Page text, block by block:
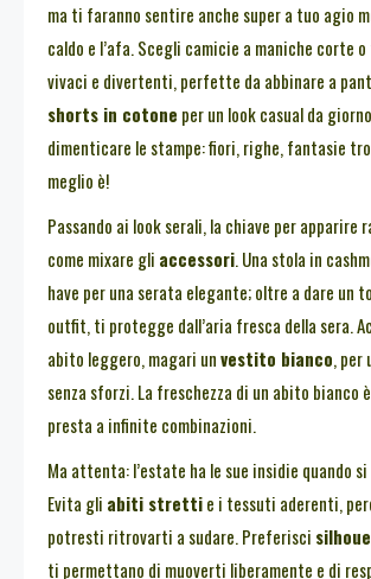
ma ti faranno sentire anche super a tuo agio
caldo e l’afa. Scegli camicie a maniche corte
vivaci e divertenti, perfette da abbinare a
shorts in cotone per un look casual da
dimenticare le stampe: fiori, righe, fantasie
meglio è!
Passando ai look serali, la chiave per apparire
come mixare gli accessori. Una stola in
have per una serata elegante; oltre a dare un
outfit, ti protegge dall’aria fresca della sera.
abito leggero, magari unvestito bianco, per
senza sforzi. La freschezza di un abito bianco
presta a infinite combinazioni.
Ma attenta: l’estate ha le sue insidie quando
Evita gli abiti strettie i tessuti aderenti,
potresti ritrovarti a sudare. Preferisci
ti permettano di muoverti liberamente e di